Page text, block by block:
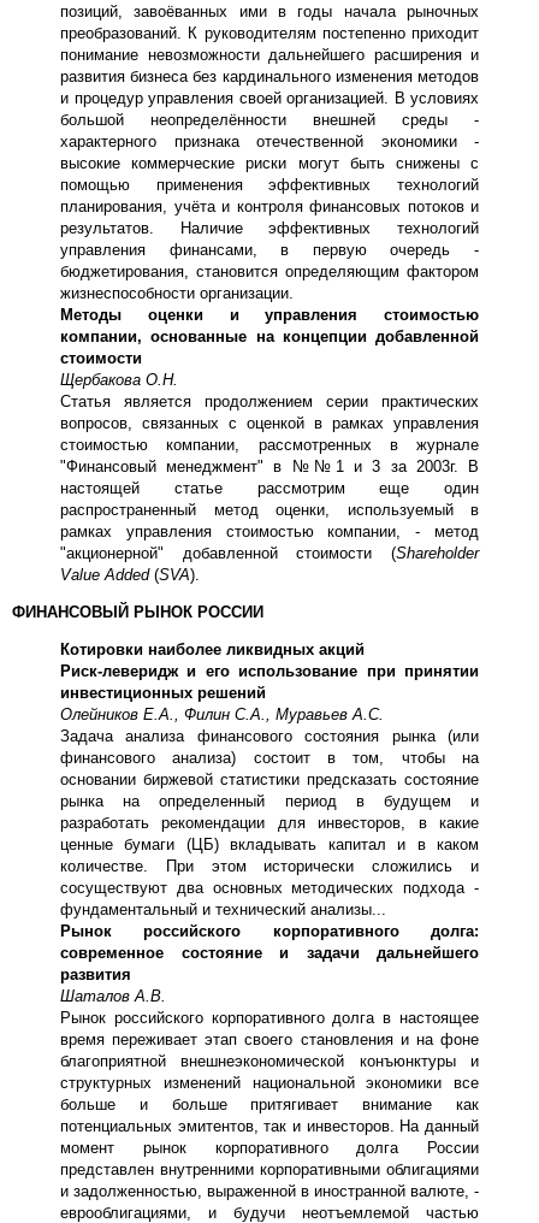
позиций, завоёванных ими в годы начала рыночных
преобразований. К руководителям постепенно приходит
понимание невозможности дальнейшего расширения и
развития бизнеса без кардинального изменения методов
и процедур управления своей организацией. В условиях
большой неопределённости внешней среды -
характерного признака отечественной экономики -
высокие коммерческие риски могут быть снижены с
помощью применения эффективных технологий
планирования, учёта и контроля финансовых потоков и
результатов. Наличие эффективных технологий
управления финансами, в первую очередь -
бюджетирования, становится определяющим фактором
жизнеспособности организации.
Методы оценки и управления стоимостью
компании, основанные на концепции добавленной
стоимости
Щербакова О.Н.
Статья является продолжением серии практических
вопросов, связанных с оценкой в рамках управления
стоимостью компании, рассмотренных в журнале
"Финансовый менеджмент" в №№1 и 3 за 2003г. В
настоящей статье рассмотрим еще один
распространенный метод оценки, используемый в
рамках управления стоимостью компании, - метод
"акционерной" добавленной стоимости (Shareholder
Value Added(SVA).
ФИНАНСОВЫЙ РЫНОК РОССИИ
Котировки наиболее ликвидных акций
Риск-леверидж и его использование при принятии
инвестиционных решений
Олейников Е.А., Филин С.А., Муравьев А.С.
Задача анализа финансового состояния рынка (или
финансового анализа) состоит в том, чтобы на
основании биржевой статистики предсказать состояние
рынка на определенный период в будущем и
разработать рекомендации для инвесторов, в какие
ценные бумаги (ЦБ) вкладывать капитал и в каком
количестве. При этом исторически сложились и
сосуществуют два основных методических подхода -
фундаментальный и технический анализы...
Рынок российского корпоративного долга:
современное состояние и задачи дальнейшего
развития
Шаталов А.В.
Рынок российского корпоративного долга в настоящее
время переживает этап своего становления и на фоне
благоприятной внешнеэкономической конъюнктуры и
структурных изменений национальной экономики все
больше и больше притягивает внимание как
потенциальных эмитентов, так и инвесторов. На данный
момент рынок корпоративного долга России
представлен внутренними корпоративными облигациями
и задолженностью, выраженной в иностранной валюте, -
еврооблигациями, и будучи неотъемлемой частью